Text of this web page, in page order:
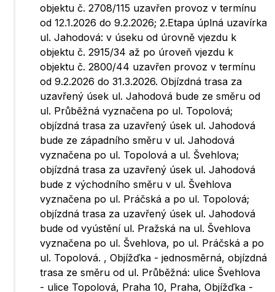
objektu č. 2708/115 uzavřen provoz v termínu
od 12.1.2026 do 9.2.2026; 2.Etapa úplná uzavírka
ul. Jahodová: v úseku od úrovně vjezdu k
objektu č. 2915/34 až po úroveň vjezdu k
objektu č. 2800/44 uzavřen provoz v termínu
od 9.2.2026 do 31.3.2026. Objízdná trasa za
uzavřený úsek ul. Jahodová bude ze směru od
ul. Průběžná vyznačena po ul. Topolová;
objízdná trasa za uzavřený úsek ul. Jahodová
bude ze západního směru v ul. Jahodová
vyznačena po ul. Topolová a ul. Švehlova;
objízdná trasa za uzavřený úsek ul. Jahodová
bude z východního směru v ul. Švehlova
vyznačena po ul. Práčská a po ul. Topolová;
objízdná trasa za uzavřený úsek ul. Jahodová
bude od vyústění ul. Pražská na ul. Švehlova
vyznačena po ul. Švehlova, po ul. Práčská a po
ul. Topolová. , Objížďka - jednosměrná, objízdná
trasa ze směru od ul. Průběžná: ulice Švehlova
- ulice Topolová, Praha 10, Praha, Objížďka -